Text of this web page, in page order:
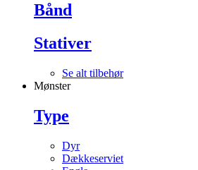
Bånd
Stativer
Se alt tilbehør
Mønster
Type
Dyr
Dækkeserviet